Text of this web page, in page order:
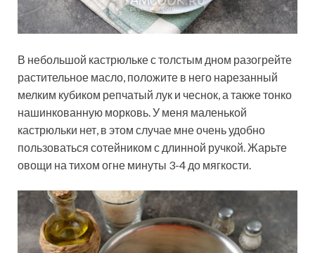
В небольшой кастрюльке с толстым дном разогрейте
растительное масло, положите в него нарезанный
мелким кубиком репчатый лук и чеснок, а также тонко
нашинкованную морковь. У меня маленькой
кастрюльки нет, в этом случае мне очень удобно
пользоваться сотейником с длинной ручкой. Жарьте
овощи на тихом огне минуты 3-4 до мягкости.